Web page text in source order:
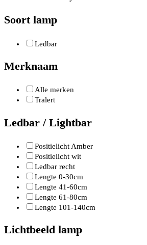
Soort lamp
Ledbar
Merknaam
Alle merken
Tralert
Ledbar / Lightbar
Positielicht Amber
Positielicht wit
Ledbar recht
Lengte 0-30cm
Lengte 41-60cm
Lengte 61-80cm
Lengte 101-140cm
Lichtbeeld lamp